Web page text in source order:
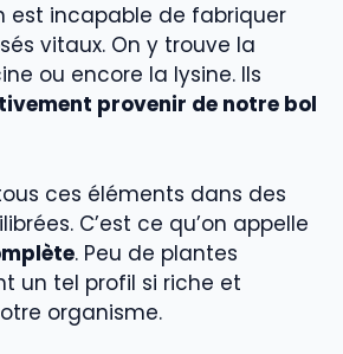
est incapable de fabriquer
vitaux. On y trouve la
ou encore la lysine. Ils
provenir de notre bol
ces éléments dans des
C’est ce qu’on appelle
. Peu de plantes
un tel profil si riche et
organisme.